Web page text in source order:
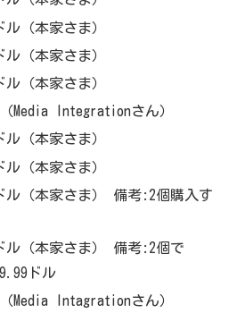
ル（本家さま）
ル（本家さま）
ル（本家さま）
Media Integrationさん）
ル（本家さま）
ル（本家さま）
ル（本家さま） 備考:2個購入す
ル（本家さま） 備考:2個で
ドル
Media Intagrationさん）